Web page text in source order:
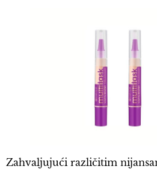
Zahvaljujući različitim